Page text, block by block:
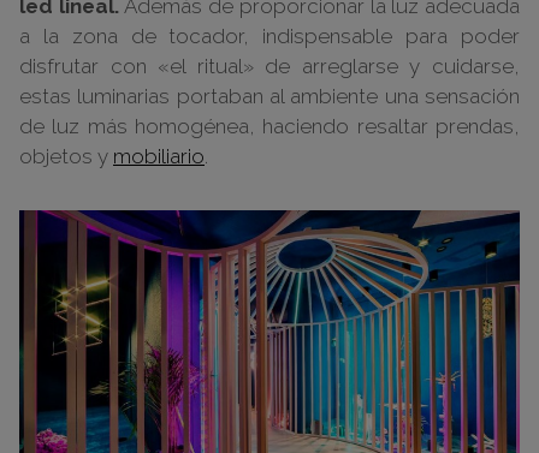
led lineal. Además de proporcionar la luz adecuada
a la zona de tocador, indispensable para poder
disfrutar con «el ritual» de arreglarse y cuidarse,
estas luminarias portaban al ambiente una sensación
de luz más homogénea, haciendo resaltar prendas,
objetos y mobiliario